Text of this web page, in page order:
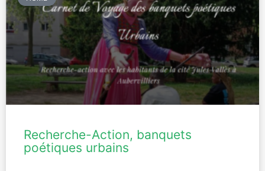
Recherche-Action, banquets
poétiques urbains